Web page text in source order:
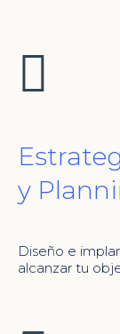
y
Diseño e
alcanzar tu